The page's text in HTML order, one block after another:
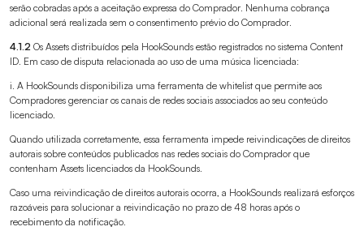
serão cobradas após a aceitação expressa do Comprador. Nenhuma cobrança
adicional será realizada sem o consentimento prévio do Comprador.
4.1.2 Os Assets distribuídos pela HookSounds estão registrados no sistema Content
ID. Em caso de disputa relacionada ao uso de uma música licenciada:
i. A HookSounds disponibiliza uma ferramenta de whitelist que permite aos
Compradores gerenciar os canais de redes sociais associados ao seu conteúdo
licenciado.
Quando utilizada corretamente, essa ferramenta impede reivindicações de direitos
autorais sobre conteúdos publicados nas redes sociais do Comprador que
contenham Assets licenciados da HookSounds.
Caso uma reivindicação de direitos autorais ocorra, a HookSounds realizará esforços
razoáveis para solucionar a reivindicação no prazo de 48 horas após o
recebimento da notificação.